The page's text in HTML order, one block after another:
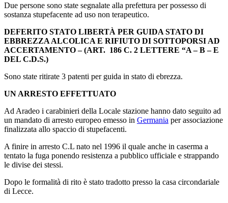
Due persone sono state segnalate alla prefettura per possesso di
sostanza stupefacente ad uso non terapeutico.
DEFERITO STATO LIBERTÀ PER GUIDA STATO DI
EBBREZZA ALCOLICA E RIFIUTO DI SOTTOPORSI AD
ACCERTAMENTO – (ART. 186 C. 2 LETTERE “A – B – E
DEL C.D.S.)
Sono state ritirate 3 patenti per guida in stato di ebrezza.
UN ARRESTO EFFETTUATO
Ad Aradeo i carabinieri della Locale stazione hanno dato seguito ad
un mandato di arresto europeo emesso in Germania per associazione
finalizzata allo spaccio di stupefacenti.
A finire in arresto C.L nato nel 1996 il quale anche in caserma a
tentato la fuga ponendo resistenza a pubblico ufficiale e strappando
le divise dei stessi.
Dopo le formalità di rito è stato tradotto presso la casa circondariale
di Lecce.